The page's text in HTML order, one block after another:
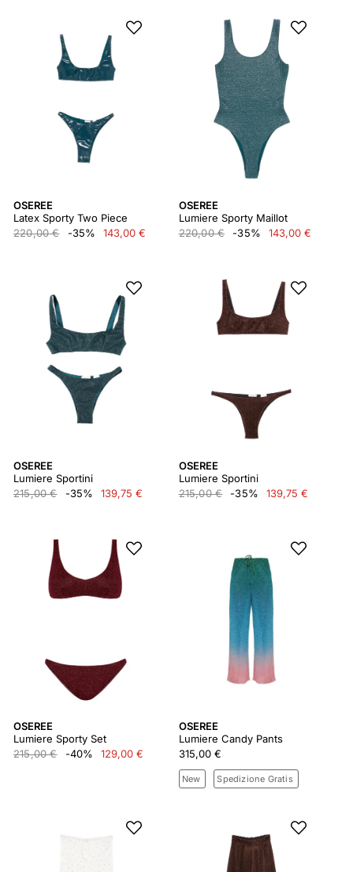
OSEREE
Latex Sporty Two Piece
220,00 €
-35% 143,00 €
OSEREE
Lumiere Sporty Maillot
220,00 €
-35% 143,00 €
OSEREE
Lumiere Sportini
215,00 €
-35% 139,75 €
OSEREE
Lumiere Sportini
215,00 €
-35% 139,75 €
OSEREE
Lumiere Sporty Set
215,00 €
-40% 129,00 €
OSEREE
Lumiere Candy Pants
315,00 €
New Spedizione Gratis